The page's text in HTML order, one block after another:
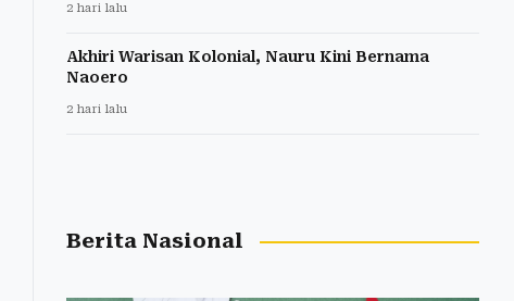
2 hari lalu
Akhiri Warisan Kolonial, Nauru Kini Bernama
Naoero
2 hari lalu
Berita Nasional